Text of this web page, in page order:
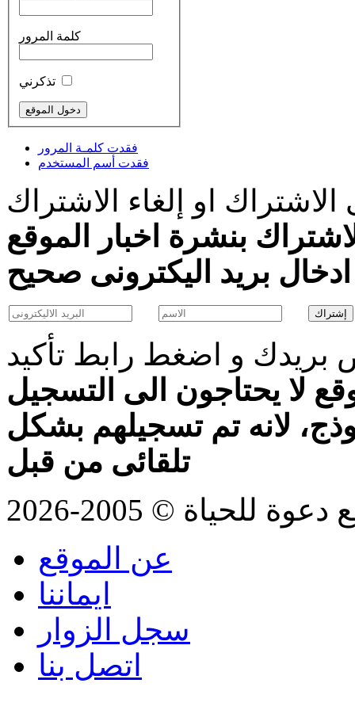
كلمة المرور
فقدت كلمـة المرور
فقدت أسم المستخدم
او إلغاء الاشتراك
بنشرة اخبار الموقع
و اضغط رابط تأكيد
لا يحتاجون الى التسجيل
لانه تم تسجيلهم بشكل
تلقائى من قبل
© 2005-2026
عن الموقع
ايماننا
سجل الزوار
اتصل بنا